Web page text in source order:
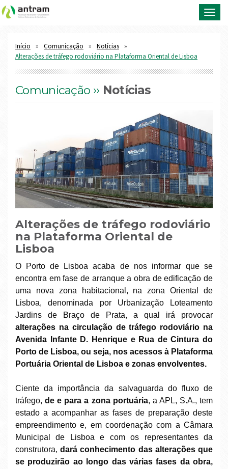
Início Comunicação
Notícias
Alterações de tráfego rodoviário na Plataforma Oriental de Lisboa
Comunicação ›› Notícias
Alterações de tráfego rodoviário
na Plataforma Oriental de
Lisboa
O Porto de Lisboa acaba de nos informar que se
encontra em fase de arranque a obra de edificação de
uma nova zona habitacional, na zona Oriental de
Lisboa, denominada por Urbanização Loteamento
Jardins de Braço de Prata, a qual irá provocar
alterações na circulação de tráfego rodoviário na
Avenida Infante D. Henrique e Rua de Cintura do
Porto de Lisboa, ou seja, nos acessos à Plataforma
Portuária Oriental de Lisboa e zonas envolventes.
Ciente da importância da salvaguarda do fluxo de
tráfego,de e para a zona portuária, a APL, S.A., tem
estado a acompanhar as fases de preparação deste
empreendimento e, em coordenação com a Câmara
Municipal de Lisboa e com os representantes da
construtora,dará conhecimento das alterações que
se produzirão ao longo das várias fases da obra,